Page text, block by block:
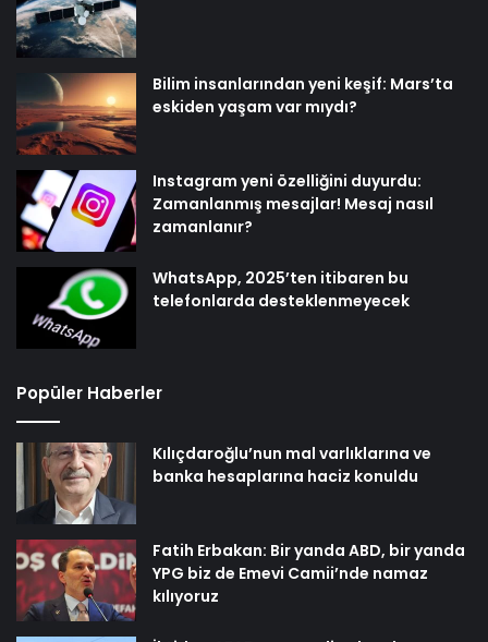
Bilim insanlarından yeni keşif: Mars’ta
eskiden yaşam var mıydı?
Instagram yeni özelliğini duyurdu:
Zamanlanmış mesajlar! Mesaj nasıl
zamanlanır?
WhatsApp, 2025’ten itibaren bu
telefonlarda desteklenmeyecek
Popüler Haberler
Kılıçdaroğlu’nun mal varlıklarına ve
banka hesaplarına haciz konuldu
Fatih Erbakan: Bir yanda ABD, bir yanda
YPG biz de Emevi Camii’nde namaz
kılıyoruz